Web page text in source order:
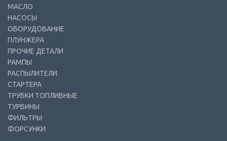
МАСЛО
НАСОСЫ
ОБОРУДОВАНИЕ
ПЛУНЖЕРА
ПРОЧИЕ ДЕТАЛИ
РАМПЫ
РАСПЫЛИТЕЛИ
СТАРТЕРА
ТРУБКИ ТОПЛИВНЫЕ
ТУРБИНЫ
ФИЛЬТРЫ
ФОРСУНКИ